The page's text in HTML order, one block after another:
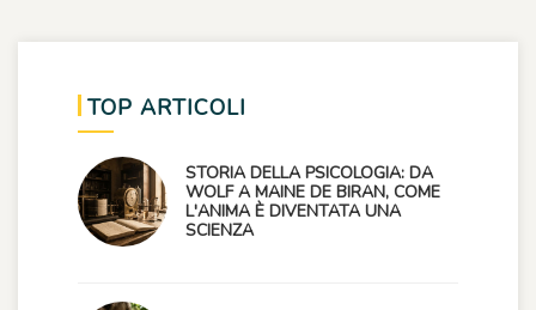
TOP ARTICOLI
STORIA DELLA PSICOLOGIA: DA
WOLF A MAINE DE BIRAN, COME
L'ANIMA È DIVENTATA UNA
SCIENZA